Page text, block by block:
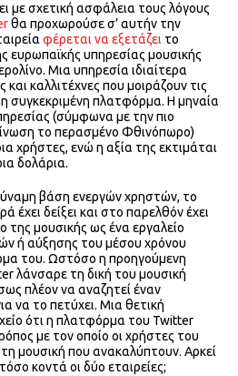
με σχετική ασφάλεια τους λόγους
θα προχωρούσε σ’ αυτήν την
φέρεται να εξετάζει το
ευρωπαϊκής υπηρεσίας μουσικής
Μια υπηρεσία ιδιαίτερα
καλλιτέχνες που μοιράζουν τις
συγκεκριμένη πλατφόρμα. Η μηναία
(σύμφωνα με την πιο
το περασμένο Φθινόπωρο)
χρήστες, ενώ η αξία της εκτιμάται
δολάρια.
βάση ενεργών χρηστών, το
έχει δείξει και στο παρελθόν έχει
της μουσικής ως ένα εργαλείο
ή αύξησης του μέσου χρόνου
του. Ωστόσο η προηγούμενη
λάνσαρε τη δική του μουσική
πλέον να αναζητεί έναν
να το πετύχει. Μια θετική
ότι η πλατφόρμα του Twitter
με τον οποίο οι χρήστες του
μουσική που ανακαλύπτουν. Αρκεί
κοντά οι δύο εταιρείες;